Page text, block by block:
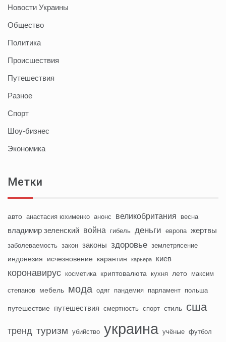
Новости Украины
Общество
Политика
Происшествия
Путешествия
Разное
Спорт
Шоу-бизнес
Экономика
Метки
авто анастасия юхименко анонс великобритания весна
владимир зеленский война гибель деньги европа жертвы
заболеваемость закон законы здоровье землетрясение
индонезия исчезновение карантин карьера киев
коронавирус косметика криптовалюта кухня лето максим
степанов мебель мода одяг пандемия парламент польша
путешествие путешествия смертность спорт стиль сша
тренд туризм убийство украина учёные футбол